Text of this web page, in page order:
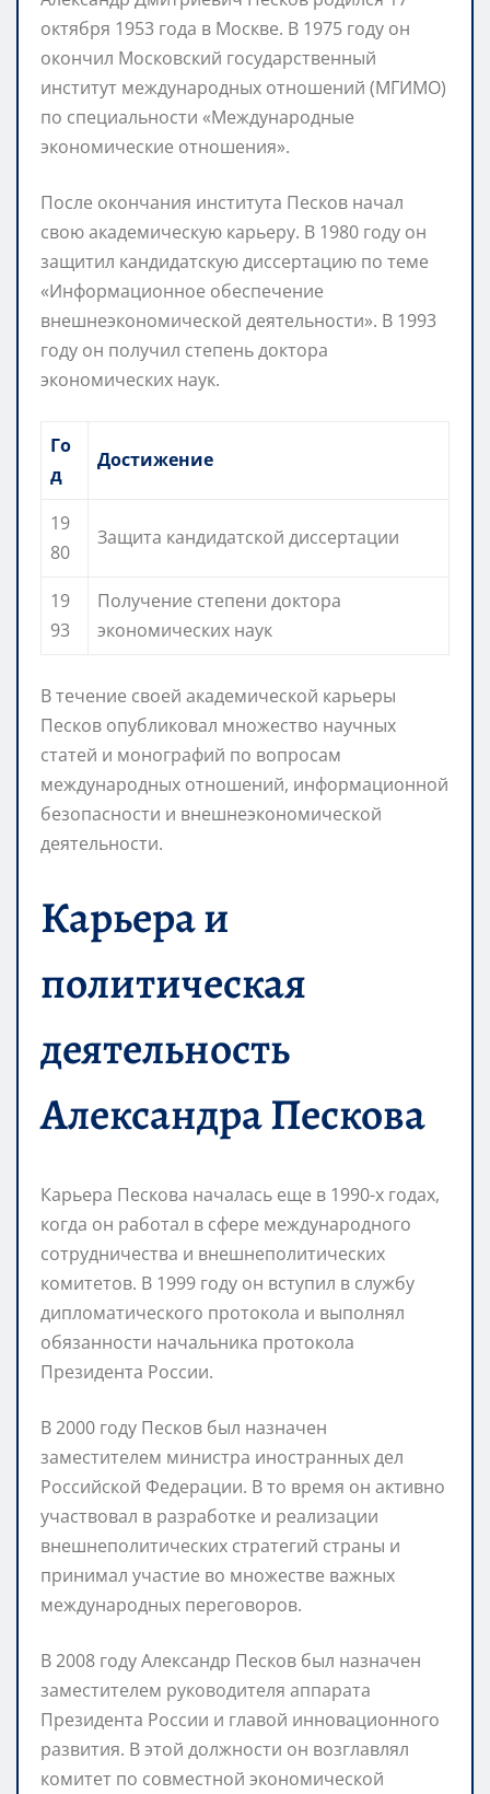
октября 1953 года в Москве. В 1975 году он
окончил Московский государственный
институт международных отношений (МГИМО)
по специальности «Международные
экономические отношения».
После окончания института Песков начал
свою академическую карьеру. В 1980 году он
защитил кандидатскую диссертацию по теме
«Информационное обеспечение
внешнеэкономической деятельности». В 1993
году он получил степень доктора
экономических наук.
Го
д
Достижение
19
80
Защита кандидатской диссертации
19
93
Получение степени доктора
экономических наук
В течение своей академической карьеры
Песков опубликовал множество научных
статей и монографий по вопросам
международных отношений, информационной
безопасности и внешнеэкономической
деятельности.
Карьера и
политическая
деятельность
Александра Пескова
Карьера Пескова началась еще в 1990-х годах,
когда он работал в сфере международного
сотрудничества и внешнеполитических
комитетов. В 1999 году он вступил в службу
дипломатического протокола и выполнял
обязанности начальника протокола
Президента России.
В 2000 году Песков был назначен
заместителем министра иностранных дел
Российской Федерации. В то время он активно
участвовал в разработке и реализации
внешнеполитических стратегий страны и
принимал участие во множестве важных
международных переговоров.
В 2008 году Александр Песков был назначен
заместителем руководителя аппарата
Президента России и главой инновационного
развития. В этой должности он возглавлял
комитет по совместной экономической